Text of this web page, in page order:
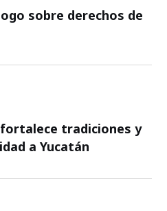
sobre derechos de
tradiciones y
a Yucatán